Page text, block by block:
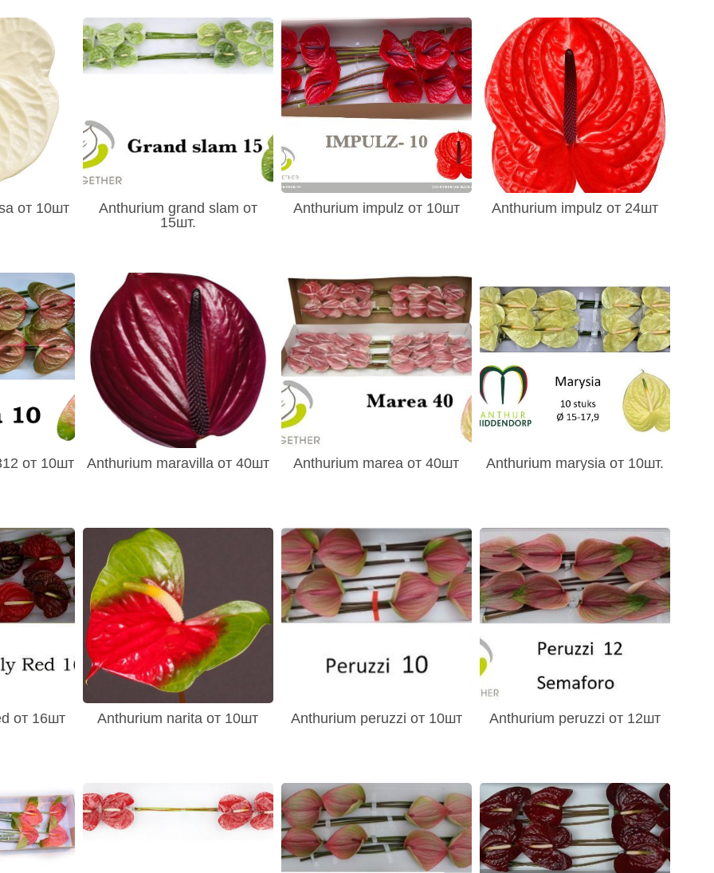
от 10шт
Anthurium grand slam от
15шт.
Anthurium impulz от 10шт Anthurium impulz от 24шт
от 10шт Anthurium maravilla от 40шт Anthurium marea от 40шт Anthurium marysia от 10шт.
от 16шт Anthurium narita от 10шт Anthurium peruzzi от 10шт Anthurium peruzzi от 12шт